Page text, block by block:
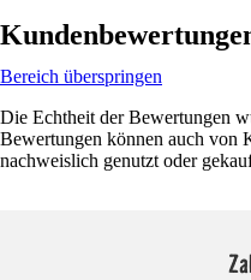
Bereich überspringen
Die Echtheit der Bewertungen
Bewertungen können auch von
nachweislich genutzt oder